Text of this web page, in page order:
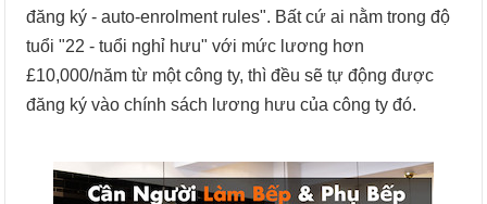
đăng ký - auto-enrolment rules". Bất cứ ai nằm trong độ
tuổi "22 - tuổi nghỉ hưu" với mức lương hơn
£10,000/năm từ một công ty, thì đều sẽ tự động được
đăng ký vào chính sách lương hưu của công ty đó.